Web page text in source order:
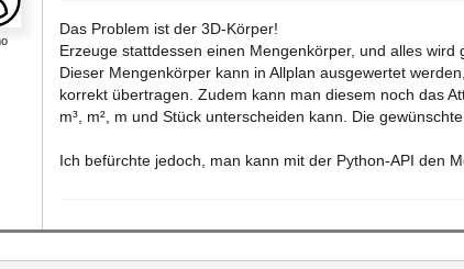
Das Problem ist der 3D-Körper!
Erzeuge stattdessen einen Mengenkörper, und alles wird
Dieser Mengenkörper kann in Allplan ausgewertet
korrekt übertragen. Zudem kann man diesem noch das
m³, m², m und Stück unterscheiden kann. Die
Ich befürchte jedoch, man kann mit der Python-API den